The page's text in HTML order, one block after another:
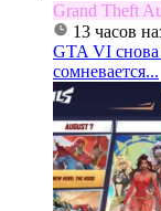
Grand Theft
13 часов
GTA VI снова
сомневается...